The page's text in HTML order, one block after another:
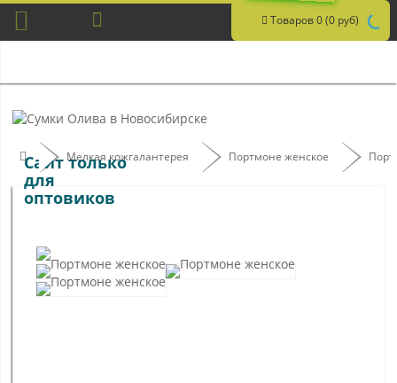
Товаров 0 (0 руб)
Сайт только
для
оптовиков
Мелкая кожгалантерея Портмоне женское